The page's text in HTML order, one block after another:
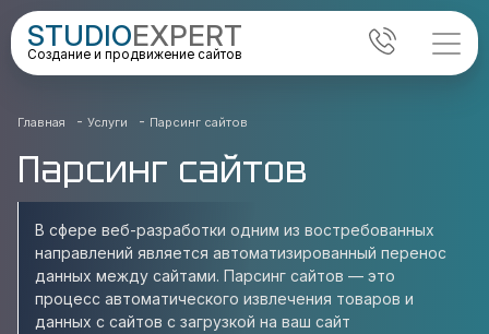
STUDIOEXPERT
Создание и продвижение сайтов
Главная - Услуги - Парсинг сайтов
Парсинг сайтов
В сфере веб-разработки одним из востребованных
направлений является автоматизированный перенос
данных между сайтами. Парсинг сайтов — это
процесс автоматического извлечения товаров и
данных с сайтов с загрузкой на ваш сайт